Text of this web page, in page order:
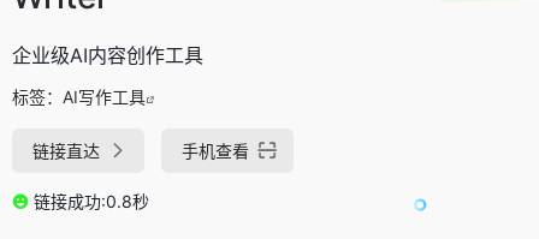
企业级AI内容创作工具
标签： AI写作工具
链接直达 手机查看
链接成功:0.8秒